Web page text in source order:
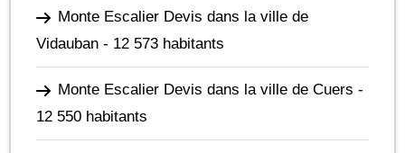
Monte Escalier Devis dans la ville de
Vidauban - 12 573 habitants
Monte Escalier Devis dans la ville de Cuers -
12 550 habitants